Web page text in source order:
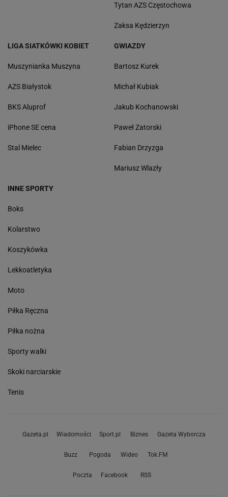
Tytan AZS Częstochowa
Zaksa Kędzierzyn
LIGA SIATKÓWKI KOBIET
Muszynianka Muszyna
AZS Białystok
BKS Aluprof
iPhone SE cena
Stal Mielec
GWIAZDY
Bartosz Kurek
Michał Kubiak
Jakub Kochanowski
Paweł Zatorski
Fabian Drzyzga
Mariusz Wlazły
INNE SPORTY
Boks
Kolarstwo
Koszykówka
Lekkoatletyka
Moto
Piłka Ręczna
Piłka nożna
Sporty walki
Skoki narciarskie
Tenis
Gazeta.pl Wiadomości Sport.pl Biznes Gazeta Wyborcza
Buzz Pogoda Wideo Tok.FM
Poczta Facebook RSS